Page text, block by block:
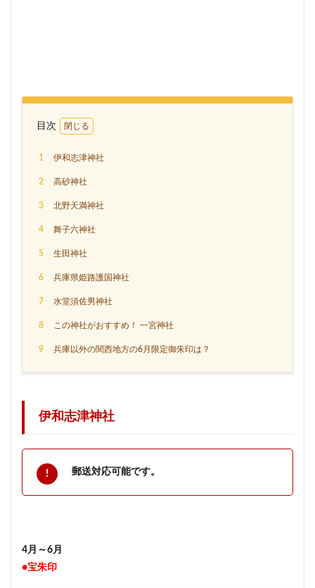
目次
1 伊和志津神社
2 高砂神社
3 北野天満神社
4 舞子六神社
5 生田神社
6 兵庫県姫路護国神社
7 水堂須佐男神社
8 この神社がおすすめ！ 一宮神社
9 兵庫以外の関西地方の6月限定御朱印は？
伊和志津神社
郵送対応可能です。
4月～6月
●宝朱印